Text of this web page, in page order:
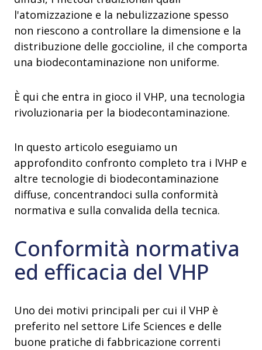
l'atomizzazione e la nebulizzazione spesso
non riescono a controllare la dimensione e la
distribuzione delle goccioline, il che comporta
una biodecontaminazione non uniforme.
È qui che entra in gioco il VHP, una tecnologia
rivoluzionaria per la biodecontaminazione.
In questo articolo eseguiamo un
approfondito confronto completo tra i lVHP e
altre tecnologie di biodecontaminazione
diffuse, concentrandoci sulla conformità
normativa e sulla convalida della tecnica.
Conformità normativa
ed efficacia del VHP
Uno dei motivi principali per cui il VHP è
preferito nel settore Life Sciences e delle
buone pratiche di fabbricazione correnti